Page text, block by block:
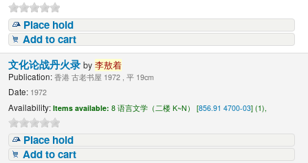
Place hold
Add to cart
文化论战丹火录by李敖着
Publication: 香港 古老书屋 1972 , 平 19cm
Date: 1972
Availability: Items available: 8 语言文学（二楼 K~N） [856.91 4700-03] (1),
Place hold
Add to cart